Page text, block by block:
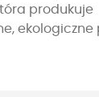
produkuje
ekologiczne